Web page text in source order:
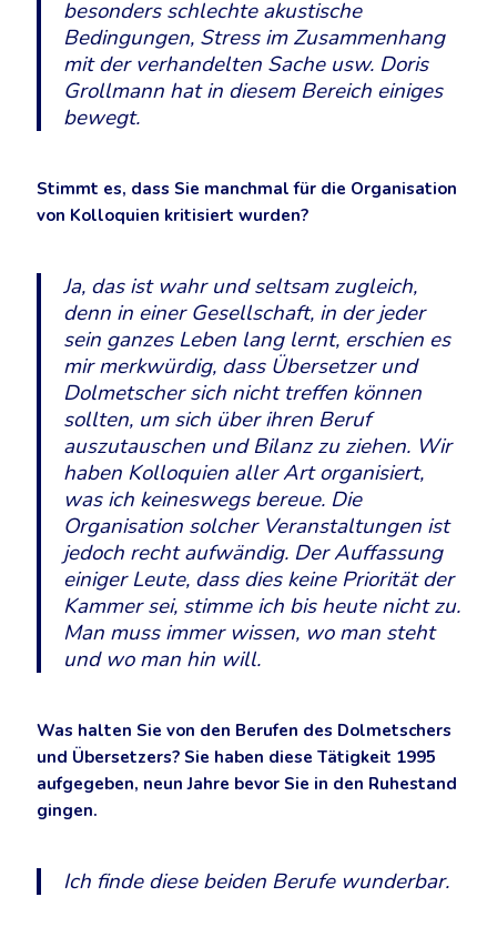
besonders schlechte akustische
Bedingungen, Stress im Zusammenhang
mit der verhandelten Sache usw. Doris
Grollmann hat in diesem Bereich einiges
bewegt.
Stimmt es, dass Sie manchmal für die Organisation
von Kolloquien kritisiert wurden?
Ja, das ist wahr und seltsam zugleich,
denn in einer Gesellschaft, in der jeder
sein ganzes Leben lang lernt, erschien es
mir merkwürdig, dass Übersetzer und
Dolmetscher sich nicht treffen können
sollten, um sich über ihren Beruf
auszutauschen und Bilanz zu ziehen. Wir
haben Kolloquien aller Art organisiert,
was ich keineswegs bereue. Die
Organisation solcher Veranstaltungen ist
jedoch recht aufwändig. Der Auffassung
einiger Leute, dass dies keine Priorität der
Kammer sei, stimme ich bis heute nicht zu.
Man muss immer wissen, wo man steht
und wo man hin will.
Was halten Sie von den Berufen des Dolmetschers
und Übersetzers? Sie haben diese Tätigkeit 1995
aufgegeben, neun Jahre bevor Sie in den Ruhestand
gingen.
Ich finde diese beiden Berufe wunderbar.